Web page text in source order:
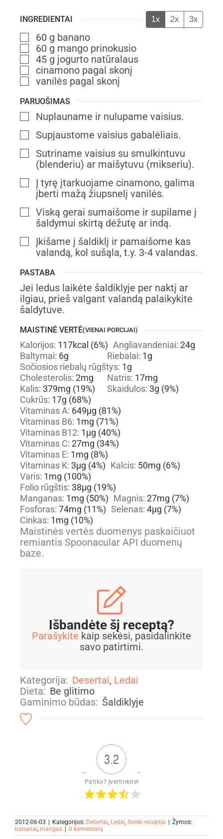
INGREDIENTAI 1x 2x 3x
▢
60 g banano
▢
60 g mango prinokusio
▢
45 g jogurto natūralaus
▢
cinamono pagal skonį
▢
vanilės pagal skonį
PARUOŠIMAS
▢
Nuplauname ir nulupame vaisius.
▢
Supjaustome vaisius gabalėliais.
▢
Sutriname vaisius su smulkintuvu
(blenderiu) ar maišytuvu (mikseriu).
▢
Į tyrę įtarkuojame cinamono, galima
įberti mažą žiupsnelį vanilės.
▢
Viską gerai sumaišome ir supilame į
šaldymui skirtą dėžutę ar indą.
▢
Įkišame į šaldiklį ir pamaišome kas
valandą, kol sušąla, t.y. 3-4 valandas.
PASTABA
Jei ledus laikėte šaldiklyje per naktį ar
ilgiau, prieš valgant valandą palaikykite
šaldytuve.
MAISTINĖ VERTĖ(VIENAI PORCIJAI)
Kalorijos: 117kcal (6%) Angliavandeniai: 24g
Baltymai: 6g Riebalai: 1g
Sočiosios riebalų rūgštys: 1g
Cholesterolis: 2mg Natris: 17mg
Kalis: 379mg (19%) Skaidulos: 3g (9%)
Cukrūs: 17g (68%)
Vitaminas A: 649µg (81%)
Vitaminas B6: 1mg (71%)
Vitaminas B12: 1µg (40%)
Vitaminas C: 27mg (34%)
Vitaminas E: 1mg (8%)
Vitaminas K: 3µg (4%) Kalcis: 50mg (6%)
Varis: 1mg (100%)
Folio rūgštis: 38µg (19%)
Manganas: 1mg (50%) Magnis: 27mg (7%)
Fosforas: 74mg (11%) Selenas: 4µg (7%)
Cinkas: 1mg (10%)
Maistinės vertės duomenys paskaičiuot
remiantis Spoonacular API duomenų
baze.
Išbandėte šį receptą?
Parašykite kaip sekėsi, pasidalinkite
savo patirtimi.
Kategorija: Desertai, Ledai
Dieta: Be glitimo
Gaminimo būdas: Šaldiklyje
3.2
Patiko? Įvertinkite!
2012-06-03 Kategorijos: Desertai, Ledai, Sveiki receptai
Žymos:
bananai, mangas 0 komentarų